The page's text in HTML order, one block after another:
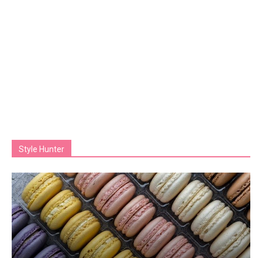
Style Hunter